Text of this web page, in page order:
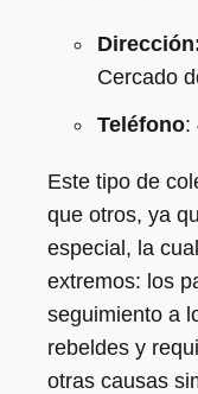
Cercado
Teléfono:
Este tipo de
que otros, ya
especial, la
extremos: los
seguimiento a
rebeldes y
otras causas